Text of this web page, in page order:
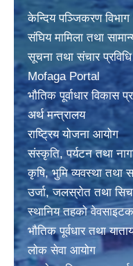
केन्दिय पञ्जिकरण विभाग
संघिय मामिला तथा
सूचना तथा संचार
Mofaga Portal
भाैतिक पूर्वाधार विकास
अर्थ मन्त्रालय
राष्ट्रिय योजना आयोग
संस्कृति, पर्यटन तथा
कृषि, भुमि व्यवस्था तथा
उर्जा, जलस्राेत तथा
स्थानिय तहकाे
भाैतिक पूर्वधार तथा
लाेक सेवा आयोग